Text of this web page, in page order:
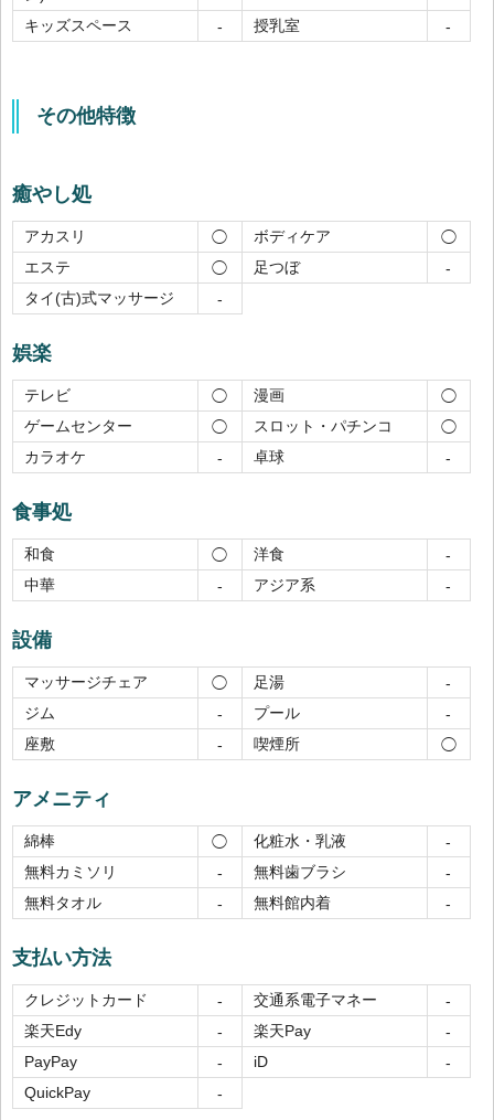
キッズスペース - 授乳室 -
その他特徴
癒やし処
アカスリ ◯ ボディケア
◯
エステ
◯ 足つぼ
-
タイ(古)式マッサージ
-
娯楽
テレビ ◯ 漫画
◯
ゲームセンター
◯ スロット・パチンコ
◯
カラオケ
- 卓球 -
食事処
和食 ◯ 洋食
-
中華
- アジア系 -
設備
マッサージチェア ◯ 足湯
-
ジム
- プール
-
座敷
- 喫煙所 ◯
アメニティ
綿棒 ◯ 化粧水・乳液
-
無料カミソリ
- 無料歯ブラシ
-
無料タオル
- 無料館内着 -
支払い方法
クレジットカード - 交通系電子マネー
-
楽天Edy
- 楽天Pay
-
PayPay
- iD
-
QuickPay
-